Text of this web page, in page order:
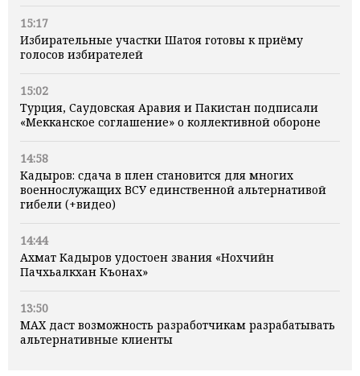
15:17
Избирательные участки Шатоя готовы к приёму
голосов избирателей
15:02
Турция, Саудовская Аравия и Пакистан подписали
«Мекканское соглашение» о коллективной обороне
14:58
Кадыров: сдача в плен становится для многих
военнослужащих ВСУ единственной альтернативой
гибели (+видео)
14:44
Ахмат Кадыров удостоен звания «Нохчийн
Пачхьалкхан Къонах»
13:50
MAX даст возможность разработчикам разрабатывать
альтернативные клиенты